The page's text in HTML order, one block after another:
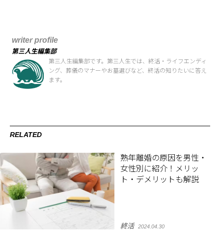
writer profile
第三人生編集部
第三人生編集部です。第三人生では、終活・ライフエンディ
ング、葬儀のマナーやお墓選びなど、終活の知りたいに答え
ます。
RELATED
熟年離婚の原因を男性・
女性別に紹介！メリッ
ト・デメリットも解説
終活 2024.04.30